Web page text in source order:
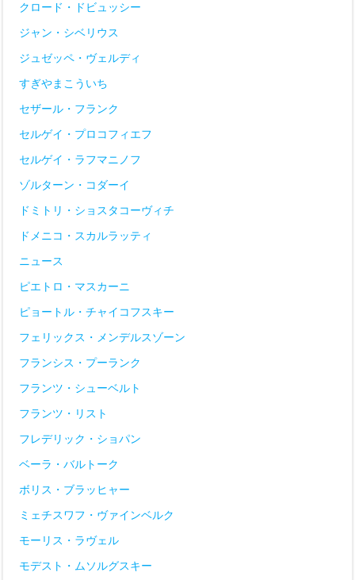
クロード・ドビュッシー
ジャン・シベリウス
ジュゼッペ・ヴェルディ
すぎやまこういち
セザール・フランク
セルゲイ・プロコフィエフ
セルゲイ・ラフマニノフ
ゾルターン・コダーイ
ドミトリ・ショスタコーヴィチ
ドメニコ・スカルラッティ
ニュース
ピエトロ・マスカーニ
ピョートル・チャイコフスキー
フェリックス・メンデルスゾーン
フランシス・プーランク
フランツ・シューベルト
フランツ・リスト
フレデリック・ショパン
ベーラ・バルトーク
ボリス・ブラッヒャー
ミェチスワフ・ヴァインベルク
モーリス・ラヴェル
モデスト・ムソルグスキー